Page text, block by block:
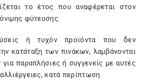
το έτος που αναφέρεται στον
φύτευσης.
ή τυχόν προϊόντα που δεν
κατάταξη των πινάκων, λαμβάνονται
παραπλήσιες ή συγγενείς με αυτές
κατά περίπτωση.